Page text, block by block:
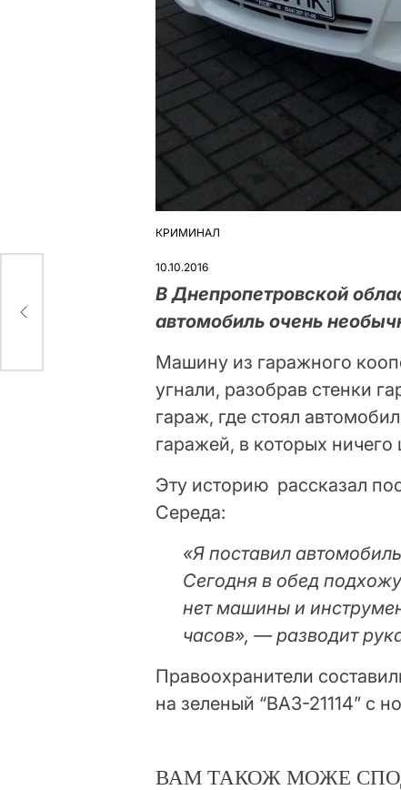
ОПУБЛІКУВАТИ
КРИМИНАЛ
10.10.2016
В Днепропетровской
автомобиль очень
Машину из гаражного
угнали, разобрав стенки
гараж, где стоял
гаражей, в которых
Эту историю рассказал
Середа:
«Я поставил
Сегодня в обед
нет машины и
часов», — разводит
Правоохранители
на зеленый “ВАЗ-21114” с
ВАМ ТАКОЖ МОЖЕ